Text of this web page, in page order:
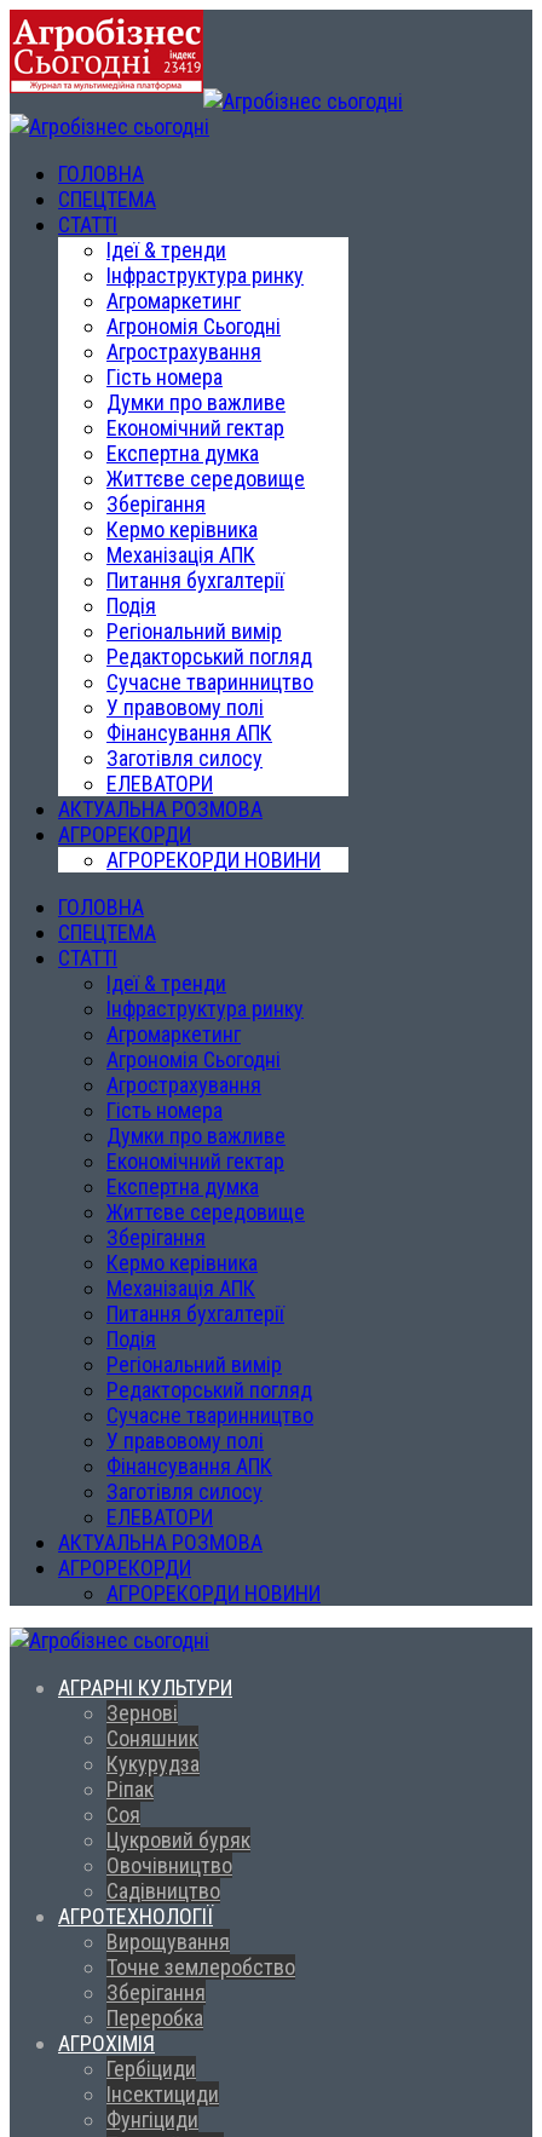
ГОЛОВНА
СПЕЦТЕМА
СТАТТІ
Ідеї & тренди
Інфраструктура ринку
Агромаркетинг
Агрономія Сьогодні
Агрострахування
Гість номера
Думки про важливе
Економічний гектар
Експертна думка
Життєве середовище
Зберігання
Кермо керівника
Механізація АПК
Питання бухгалтерії
Подія
Регіональний вимір
Редакторський погляд
Сучасне тваринництво
У правовому полі
Фінансування АПК
Заготівля силосу
ЕЛЕВАТОРИ
АКТУАЛЬНА РОЗМОВА
АГРОРЕКОРДИ
АГРОРЕКОРДИ НОВИНИ
ГОЛОВНА
СПЕЦТЕМА
СТАТТІ
Ідеї & тренди
Інфраструктура ринку
Агромаркетинг
Агрономія Сьогодні
Агрострахування
Гість номера
Думки про важливе
Економічний гектар
Експертна думка
Життєве середовище
Зберігання
Кермо керівника
Механізація АПК
Питання бухгалтерії
Подія
Регіональний вимір
Редакторський погляд
Сучасне тваринництво
У правовому полі
Фінансування АПК
Заготівля силосу
ЕЛЕВАТОРИ
АКТУАЛЬНА РОЗМОВА
АГРОРЕКОРДИ
АГРОРЕКОРДИ НОВИНИ
АГРАРНІ КУЛЬТУРИ
Зернові
Соняшник
Кукурудза
Ріпак
Соя
Цукровий буряк
Овочівництво
Садівництво
АГРОТЕХНОЛОГІЇ
Вирощування
Точне землеробство
Зберігання
Переробка
АГРОХІМІЯ
Гербіциди
Інсектициди
Фунгіциди